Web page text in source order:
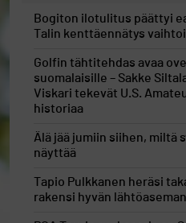
Bogiton ilotulitus päättyi
Talin kenttäennätys
Golfin tähtitehdas avaa
suomalaisille – Sakke
Viskari tekevät U.S.
historiaa
Älä jää jumiin siihen, miltä
näyttää
Tapio Pulkkanen heräsi
rakensi hyvän lähtöaseman